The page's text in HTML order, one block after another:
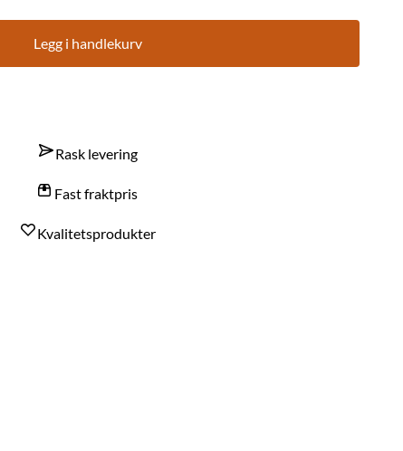
Legg i handlekurv
Rask levering
Fast fraktpris
Kvalitetsprodukter